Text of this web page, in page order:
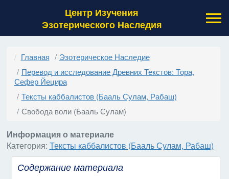
Центр Изучения
Эзотерического Наследия
Главная
Эзотерическое Наследие
Перевод и исследование Древних Текстов: Тора,
Сефер Йецира
Тексты каббалистов (Бааль Сулам, Рабаш)
Свобода воли (Бааль Сулам)
Информация о материале
Категория: Тексты каббалистов (Бааль Сулам, Рабаш)
Содержание материала